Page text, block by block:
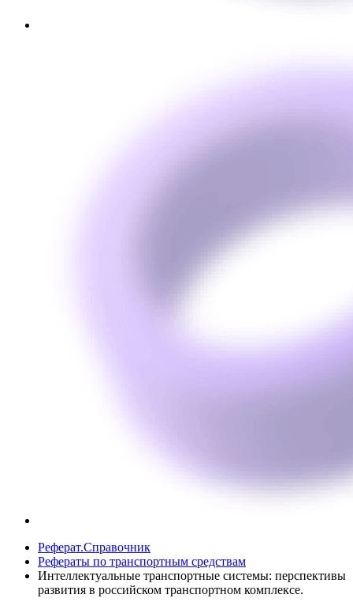
Реферат.Справочник
Рефераты по транспортным средствам
Интеллектуальные транспортные системы: перспективы
развития в российском транспортном комплексе.